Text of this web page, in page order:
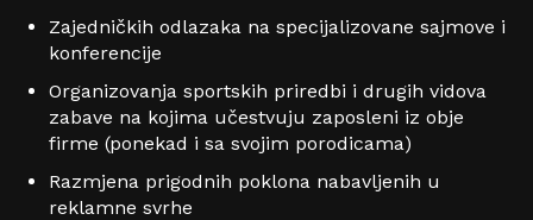
Zajedničkih odlazaka na specijalizovane sajmove i
konferencije
Organizovanja sportskih priredbi i drugih vidova
zabave na kojima učestvuju zaposleni iz obje
firme (ponekad i sa svojim porodicama)
Razmjena prigodnih poklona nabavljenih u
reklamne svrhe